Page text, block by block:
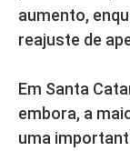
aumento,
reajuste de
Em Santa
embora, a
uma